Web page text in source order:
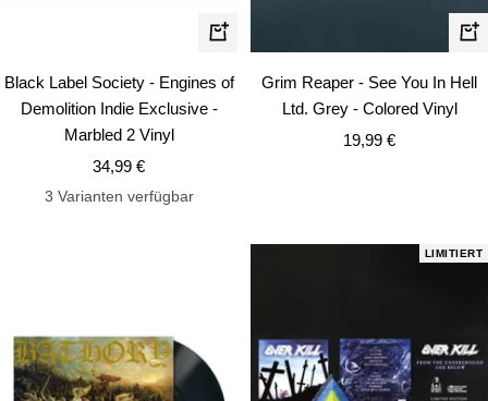
In
den
Warenkorb
Black Label Society - Engines of
Demolition Indie Exclusive -
Marbled 2 Vinyl
Angebotspreis
34,99 €
3 Varianten verfügbar
In
Grim Reaper - See You In Hell
Ltd. Grey - Colored Vinyl
Angebotspreis
19,99 €
LIMITIERT